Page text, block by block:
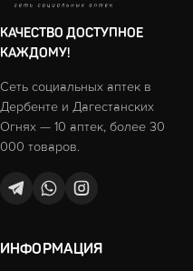
КАЧЕСТВО ДОСТУПНОЕ
КАЖДОМУ!
Сеть социальных аптек в
Дербенте и Дагестанских
Огнях — 10 аптек, более 30
000 товаров.
ИНФОРМАЦИЯ